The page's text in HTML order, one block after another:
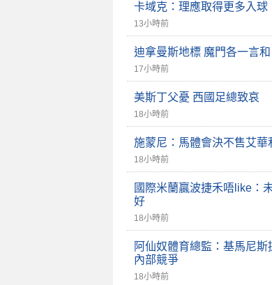
卡域克：理應取得更多入球
13小時前
迪拿曼斯地標 魔門各一言和
17小時前
美斯丁父憂 西國足總致哀
18小時前
施蒙尼：馬體會決不售艾華
18小時前
國際米蘭贏波捷禾唔like：
好
18小時前
阿仙奴體育總監：基馬尼斯
內部競爭
18小時前